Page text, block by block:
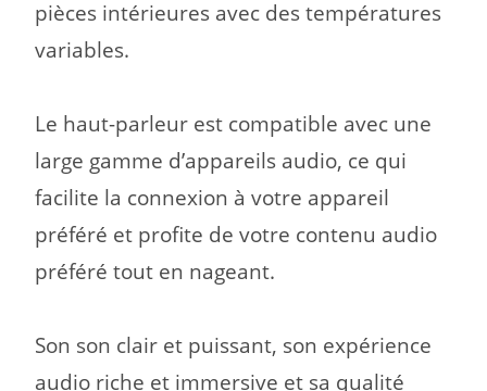
pièces intérieures avec des températures
variables.
Le haut-parleur est compatible avec une
large gamme d’appareils audio, ce qui
facilite la connexion à votre appareil
préféré et profite de votre contenu audio
préféré tout en nageant.
Son son clair et puissant, son expérience
audio riche et immersive et sa qualité